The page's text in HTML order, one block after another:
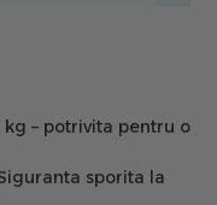
kg – potrivita pentru o
sporita la